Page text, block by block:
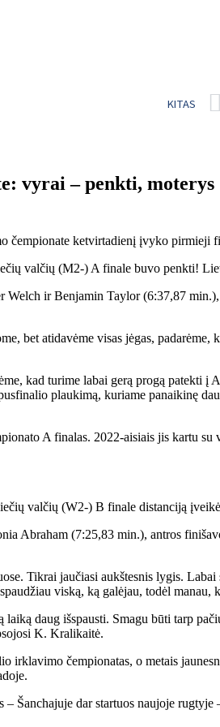
KITAS
vyrai – penkti, moterys
čempionate ketvirtadienį įvyko pirmieji
valčių (M2-) A finale buvo penkti!
Welch ir Benjamin Taylor (6:37,87
bet atidavėme visas jėgas, padarėme,
kad turime labai gerą progą patekti
plaukimą, kuriame panaikinę
A finalas. 2022-aisiais jis kartu
valčių (W2-) B finale distanciją
Abraham (7:25,83 min.), antros
Tikrai jaučiasi aukštesnis lygis.
viską, ką galėjau, todėl
daug išspausti. Smagu būti tarp
K. Kralikaitė.
irklavimo čempionatas, o metais
Šanchajuje dar startuos naujoje